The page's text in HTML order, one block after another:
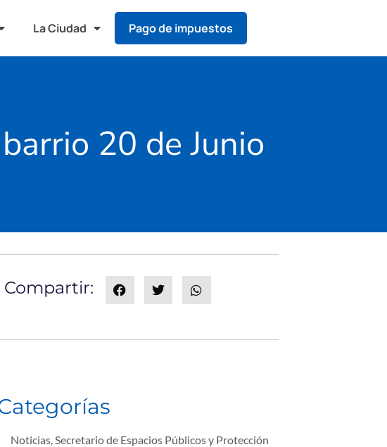
La Ciudad Pago de impuestos
20 de Junio
Compartir:
Noticias,Secretario de Espacios Públicos y Protección